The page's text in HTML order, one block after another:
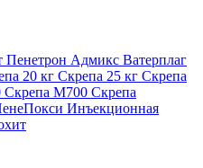
Пенетрон Адмикс Ватерплаг
20 кг Скрепа 25 кг Скрепа
Скрепа М700 Скрепа
Инъекционная